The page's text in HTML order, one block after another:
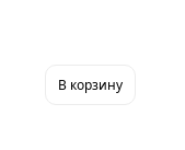
В корзину